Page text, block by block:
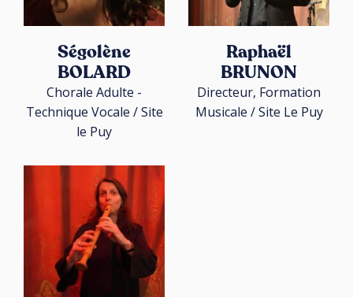
Ségolène
BOLARD
Chorale Adulte -
Technique Vocale / Site
le Puy
Raphaël
BRUNON
Directeur, Formation
Musicale / Site Le Puy